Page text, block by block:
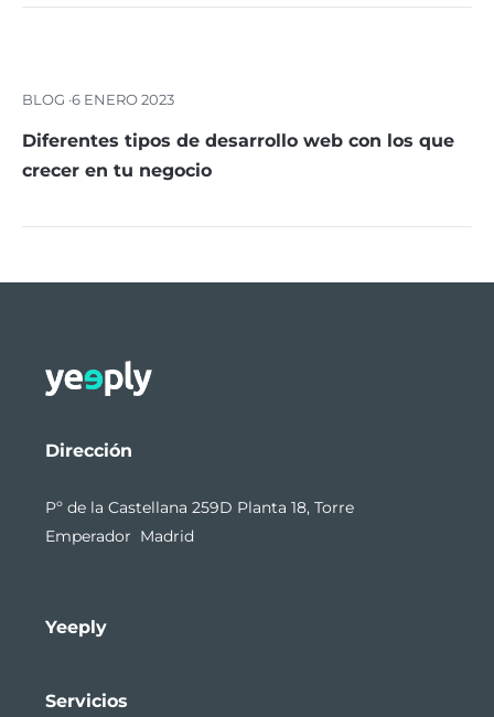
BLOG ·6 ENERO 2023
Diferentes tipos de desarrollo web con los que
crecer en tu negocio
Dirección
Pº de la Castellana 259D Planta 18, Torre
Emperador Madrid
Yeeply
Servicios